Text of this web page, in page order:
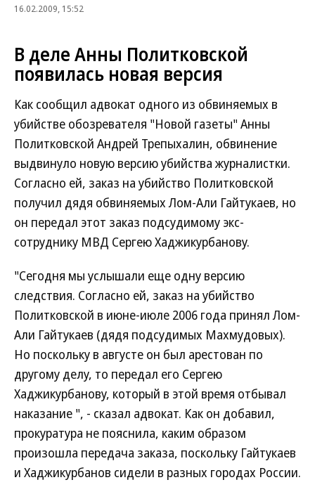
16.02.2009, 15:52
В деле Анны Политковской
появилась новая версия
Как сообщил адвокат одного из обвиняемых в
убийстве обозревателя "Новой газеты" Анны
Политковской Андрей Трепыхалин, обвинение
выдвинуло новую версию убийства журналистки.
Согласно ей, заказ на убийство Политковской
получил дядя обвиняемых Лом-Али Гайтукаев, но
он передал этот заказ подсудимому экс-
сотруднику МВД Сергею Хаджикурбанову.
"Сегодня мы услышали еще одну версию
следствия. Согласно ей, заказ на убийство
Политковской в июне-июле 2006 года принял Лом-
Али Гайтукаев (дядя подсудимых Махмудовых).
Но поскольку в августе он был арестован по
другому делу, то передал его Сергею
Хаджикурбанову, который в этой время отбывал
наказание ", - сказал адвокат. Как он добавил,
прокуратура не пояснила, каким образом
произошла передача заказа, поскольку Гайтукаев
и Хаджикурбанов сидели в разных городах России.